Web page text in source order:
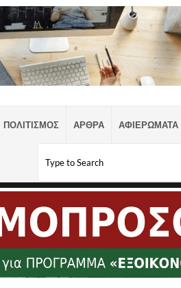
ΠΟΛΙΤΙΣΜΟΣ ΑΡΘΡΑ ΑΦΙΕΡΩΜΑΤΑ